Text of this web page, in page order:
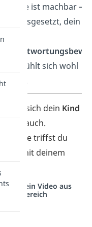
Hause ist machbar —
vorausgesetzt, dein
und fühlt sich wohl
dabei.
dass sich dein Kind
dich auch.
diese triffst du
mit deinem
Hier ein Video aus
Bereich